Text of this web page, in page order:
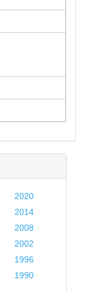
2020
2014
2008
2002
1996
1990